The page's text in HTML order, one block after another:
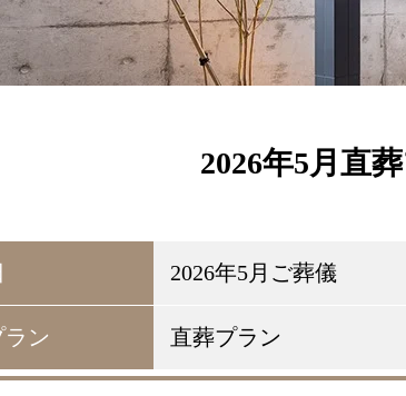
2026年5月直
2026年5月ご葬儀
ン 直葬プラン